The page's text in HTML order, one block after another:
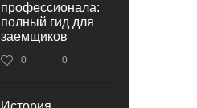
профессионала:
полный гид для
заемщиков
0 0